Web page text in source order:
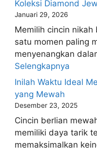
Koleksi Diamond
Januari 29, 2026
Memilih cincin
satu momen paling
menyenangkan
Selengkapnya
Inilah Waktu Ideal
yang Mewah
Desember 23, 2025
Cincin berlian
memiliki daya tarik
memaksimalkan